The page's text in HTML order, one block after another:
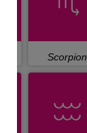
Scorpion